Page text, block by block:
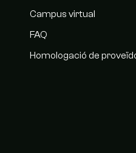
Campus virtual
FAQ
Homologació de